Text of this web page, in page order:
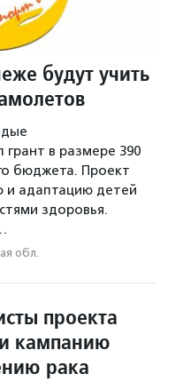
будут учить
грант в размере 390
бюджета. Проект
и адаптацию детей
здоровья.
обл.
проекта
кампанию
рака